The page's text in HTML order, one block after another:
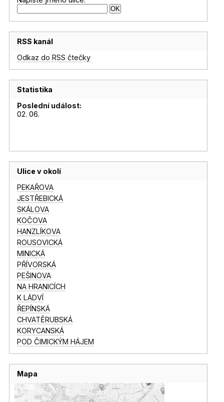
RSS kanál
Odkaz do RSS čtečky
Statistika
Poslední událost:
02. 06.
Ulice v okolí
PEKAŘOVA
JESTŘEBICKÁ
SKÁLOVA
KOČOVA
HANZLÍKOVA
ROUSOVICKÁ
MINICKÁ
PŘÍVORSKÁ
PEŠINOVA
NA HRANICÍCH
K LÁDVÍ
ŘEPÍNSKÁ
CHVATĚRUBSKÁ
KORYCANSKÁ
POD ČIMICKÝM HÁJEM
Mapa